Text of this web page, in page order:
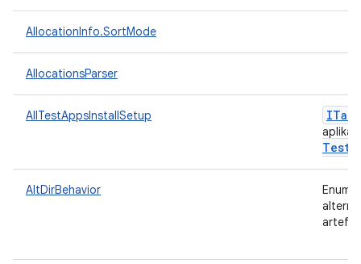
AllocationInfo.SortMode
AllocationsParser
AllTestAppsInstallSetup
Tests
AltDirBehavior
Enum